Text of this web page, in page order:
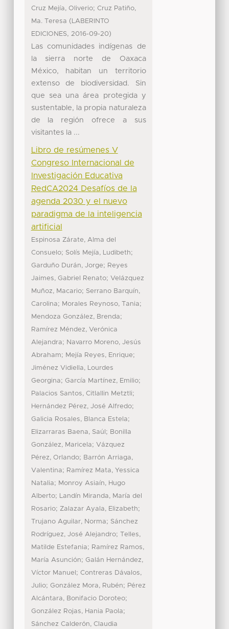
Cruz Mejía, Oliverio; Cruz Patiño,
Ma. Teresa ( LABERINTO
EDICIONES, 2016-09-20)
Las comunidades indígenas de
la sierra norte de Oaxaca
México, habitan un territorio
extenso de biodiversidad. Sin
que sea una área protegida y
sustentable, la propia naturaleza
de la región ofrece a sus
visitantes la ...
Libro de resúmenes V
Congreso Internacional de
Investigación Educativa
RedCA2024 Desafíos de la
agenda 2030 y el nuevo
paradigma de la inteligencia
artificial
Espinosa Zárate, Alma del
Consuelo; Solís Mejía, Ludibeth;
Garduño Durán, Jorge; Reyes
Jaimes, Gabriel Renato; Velázquez
Muñoz, Macario; Serrano Barquín,
Carolina; Morales Reynoso, Tania;
Mendoza González, Brenda;
Ramírez Méndez, Verónica
Alejandra; Navarro Moreno, Jesús
Abraham; Mejía Reyes, Enrique;
Jiménez Vidiella, Lourdes
Georgina; García Martínez, Emilio;
Palacios Santos, Citlallin Metztli;
Hernández Pérez, José Alfredo;
Galicia Rosales, Blanca Estela;
Elizarraras Baena, Saúl ; Bonilla
González, Maricela; Vázquez
Pérez, Orlando; Barrón Arriaga,
Valentina; Ramírez Mata, Yessica
Natalia; Monroy Asiaín, Hugo
Alberto; Landín Miranda, María del
Rosario; Zalazar Ayala, Elizabeth;
Trujano Aguilar, Norma; Sánchez
Rodríguez, José Alejandro; Telles,
Matilde Estefania; Ramírez Ramos,
María Asunción; Galán Hernández,
Víctor Manuel ; Contreras Dávalos,
Julio; González Mora, Rubén; Pérez
Alcántara, Bonifacio Doroteo;
González Rojas, Hania Paola;
Sánchez Calderón, Claudia